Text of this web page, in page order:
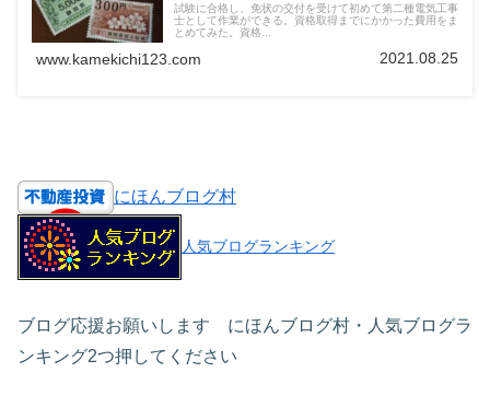
試験に合格し、免状の交付を受けて初めて第二種電気工事
士として作業ができる。資格取得までにかかった費用をま
とめてみた。資格...
www.kamekichi123.com 2021.08.25
にほんブログ村
人気ブログランキング
ブログ応援お願いします にほんブログ村・人気ブログラ
ンキング2つ押してください